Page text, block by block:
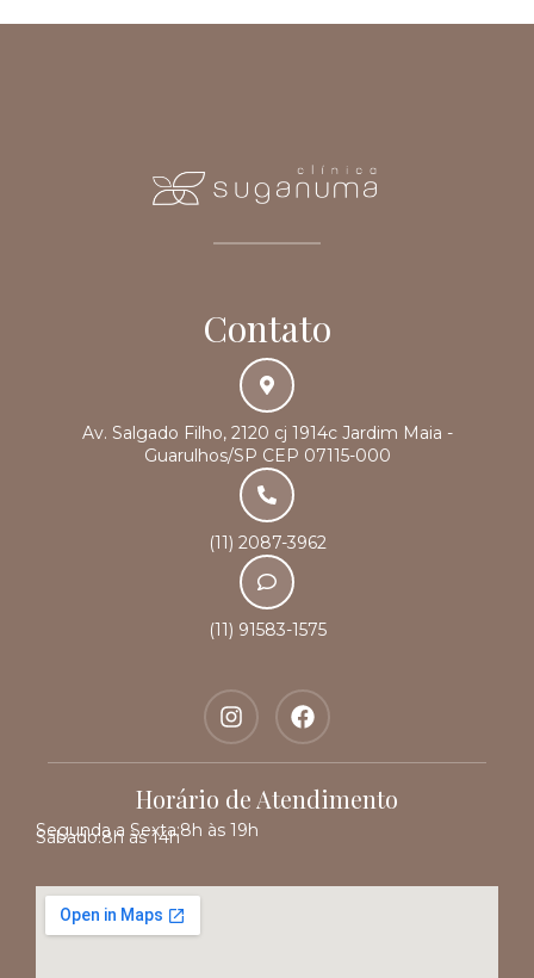
Contato
Av. Salgado Filho, 2120 cj 1914c Jardim Maia -
Guarulhos/SP CEP 07115-000
(11) 2087-3962
(11) 91583-1575
Horário de Atendimento
Segunda a Sexta:8h às 19h
Sábado:8h às 14h